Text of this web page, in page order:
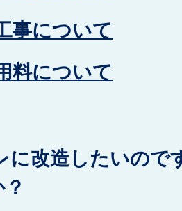
事について
料について
に改造したいので